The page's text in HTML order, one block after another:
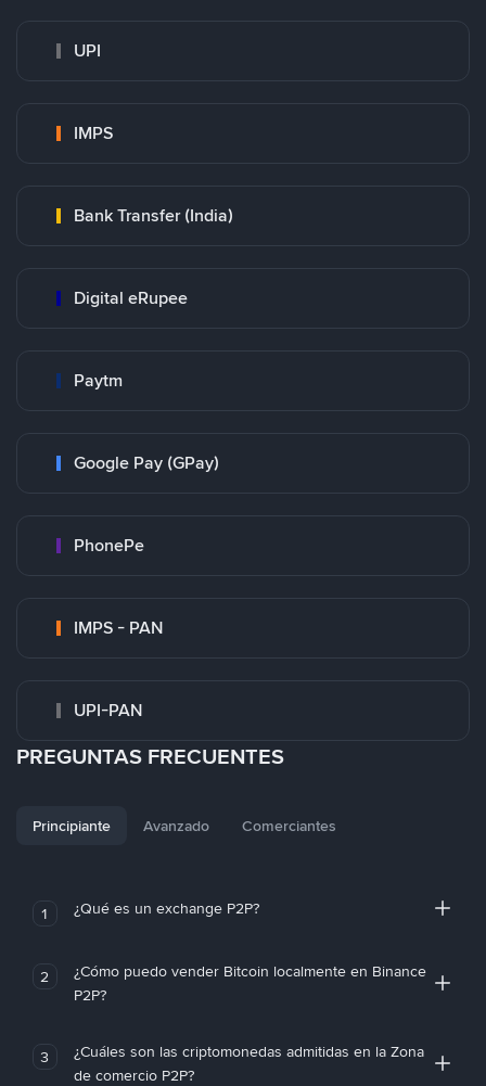
UPI
IMPS
Bank Transfer (India)
Digital eRupee
Paytm
Google Pay (GPay)
PhonePe
IMPS - PAN
UPI-PAN
PREGUNTAS FRECUENTES
Principiante Avanzado Comerciantes
1 ¿Qué es un exchange P2P?
2
¿Cómo puedo vender Bitcoin localmente en Binance
P2P?
3
¿Cuáles son las criptomonedas admitidas en la Zona
de comercio P2P?